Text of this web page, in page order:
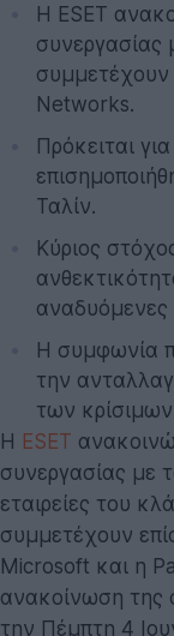
Η ESET
συνεργασίας
συμμετέχουν
Networks.
Πρόκειται
Ταλίν.
Κύριος
αναδυόμενες
Η συμφωνία
την
των
Η ESET
συνεργασίας με
εταιρείες του
συμμετέχουν
Microsoft και η
ανακοίνωση της
την Πέμπτη 4